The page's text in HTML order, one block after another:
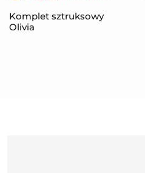
Komplet sztruksowy
Olivia